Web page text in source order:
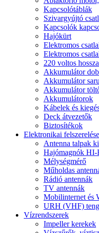
Kapcsolótáblák
Szivargyújtó
Kapcsolók
Hajókürt
Elektromos
Elektromos
220 voltos
Akkumulátor
Akkumulátor
Akkumulátor
Akkumulátorok
Kábelek és
Deck átvezetők
Biztosítékok
Elektronikai
Antenna talpak
Hajómagnók HI-
Mélységmérő
Műholdas
Rádió antennák
TV antennák
Mobilinternet és
URH (VHF)
Vízrendszerek
Impeller kerekek